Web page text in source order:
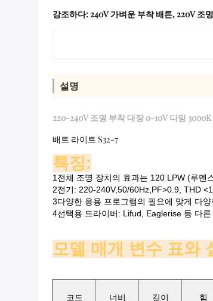
강조하다:240V 가벼운 부착 배튼,220V 조
설명
220-240V 조명 부착 대장 0-10V 디밍 3000K
배트 라이트 S32-7
특징:
1전체 조명 장치의 효과는 120 LPW (루멘
2전기: 220-240V,50/60Hz,PF>0.9, THD
3다양한 응용 프로그램의 필요에 맞게 다
4선택용 드라이버: Lifud, Eaglerise 등 다
모델 매개 변수 표와
코드 너비 길이 힘